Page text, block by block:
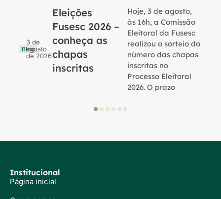
Blog
3 de
agosto
de 2026
Eleições
Fusesc 2026 –
conheça as
chapas
inscritas
Hoje, 3 de agosto,
às 16h, a Comissão
Eleitoral da Fusesc
realizou o sorteio do
número das chapas
inscritas no
Processo Eleitoral
2026. O prazo
Institucional
Página inicial